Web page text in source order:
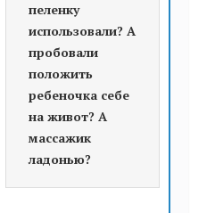
пеленку
использовали? А
пробовали
положить
ребеночка себе
на живот? А
массажик
ладонью?